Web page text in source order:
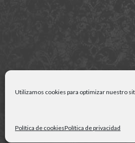
Utilizamos cookies para optimizar nuestro
Política de cookiesPolítica de privacidad